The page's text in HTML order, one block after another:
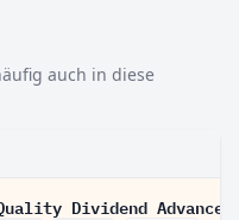
auch in diese